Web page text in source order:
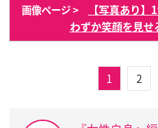
画像ページ >
【写真あり
わずか笑顔を見せ
1 2